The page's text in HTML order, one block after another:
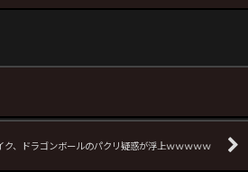
ク、ドラゴンボールのパクリ疑惑が浮上ｗｗｗｗｗ